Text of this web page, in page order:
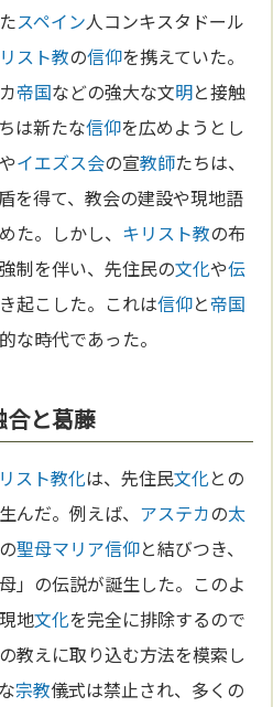
スペイン人コンキスタドール
スト教の信仰を携えていた。
帝国などの強大な文明と接触
は新たな信仰を広めようとし
イエズス会の宣教師たちは、
を得て、教会の建設や現地語
た。しかし、 キリスト教の布
制を伴い、先住民の文化や伝
起こした。これは信仰と帝国
的な時代であった。
合と葛藤
スト教化は、先住民文化との
んだ。例えば、 アステカの太
の聖母マリア信仰と結びつき、
」の伝説が誕生した。このよ
地文化を完全に排除するので
の教えに取り込む方法を模索し
宗教儀式は禁止され、多くの